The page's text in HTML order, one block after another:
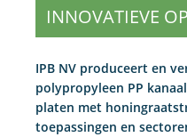
INNOVATIEVE
IPB NV produceert en
polypropyleen PP
platen met
toepassingen en